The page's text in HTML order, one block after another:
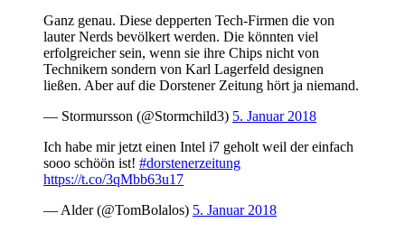
Ganz genau. Diese depperten Tech-Firmen die von
lauter Nerds bevölkert werden. Die könnten viel
erfolgreicher sein, wenn sie ihre Chips nicht von
Technikern sondern von Karl Lagerfeld designen
ließen. Aber auf die Dorstener Zeitung hört ja niemand.
— Stormursson (@Stormchild3) 5. Januar 2018
Ich habe mir jetzt einen Intel i7 geholt weil der einfach
sooo schöön ist! #dorstenerzeitung
https://t.co/3qMbb63u17
— Alder (@TomBolalos) 5. Januar 2018